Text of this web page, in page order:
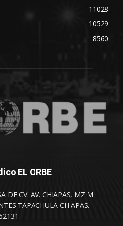
11028
10529
8560
EL ORBE
DE CV. AV. CHIAPAS, MZ M
TAPACHULA CHIAPAS.